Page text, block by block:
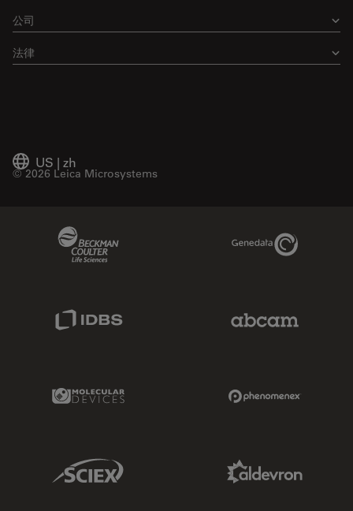
公司
法律
US | zh
© 2026 Leica Microsystems
Genedata Link
Molecular Devices Link
Sciex Link